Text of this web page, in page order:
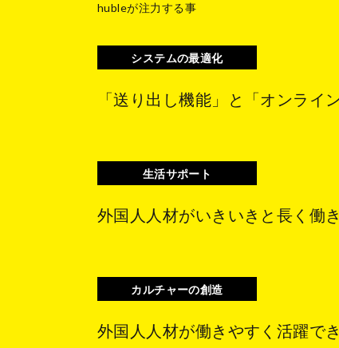
hubleが注力する事
システムの最適化
「送り出し機能」と「オンラ
生活サポート
外国人人材がいきいきと長く 働
カルチャーの創造
外国人人材が働きやすく 活躍で